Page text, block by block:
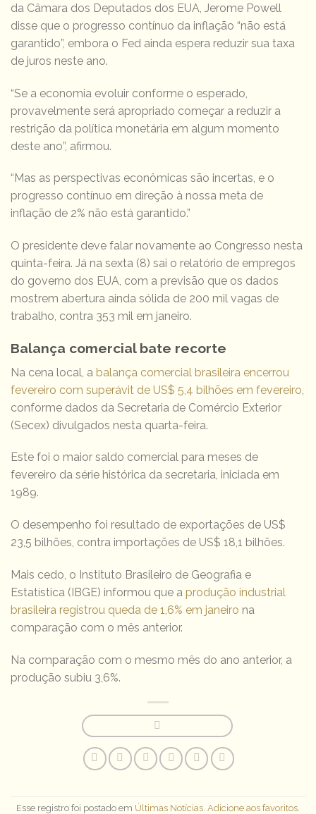
da Câmara dos Deputados dos EUA, Jerome Powell
disse que o progresso contínuo da inflação “não está
garantido”, embora o Fed ainda espera reduzir sua taxa
de juros neste ano.
“Se a economia evoluir conforme o esperado,
provavelmente será apropriado começar a reduzir a
restrição da política monetária em algum momento
deste ano”, afirmou.
“Mas as perspectivas econômicas são incertas, e o
progresso contínuo em direção à nossa meta de
inflação de 2% não está garantido.”
O presidente deve falar novamente ao Congresso nesta
quinta-feira. Já na sexta (8) sai o relatório de empregos
do governo dos EUA, com a previsão que os dados
mostrem abertura ainda sólida de 200 mil vagas de
trabalho, contra 353 mil em janeiro.
Balança comercial bate recorte
Na cena local, a balança comercial brasileira encerrou
fevereiro com superávit de US$ 5,4 bilhões em fevereiro
conforme dados da Secretaria de Comércio Exterior
(Secex) divulgados nesta quarta-feira.
Este foi o maior saldo comercial para meses de
fevereiro da série histórica da secretaria, iniciada em
1989.
O desempenho foi resultado de exportações de US$
23,5 bilhões, contra importações de US$ 18,1 bilhões.
Mais cedo, o Instituto Brasileiro de Geografia e
Estatística (IBGE) informou que a produção industrial
brasileira registrou queda de 1,6% em janeiro na
comparação com o mês anterior.
Na comparação com o mesmo mês do ano anterior, a
produção subiu 3,6%.
Esse registro foi postado em Últimas Notícias. Adicione aos favoritos.